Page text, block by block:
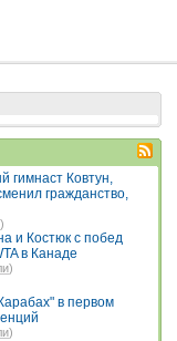
гимнаст Ковтун,
гражданство,
)
и Костюк с побед
в Канаде
)
в первом
)